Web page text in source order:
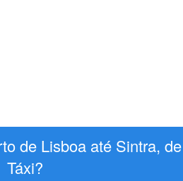
de Lisboa até Sintra, de
Táxi?